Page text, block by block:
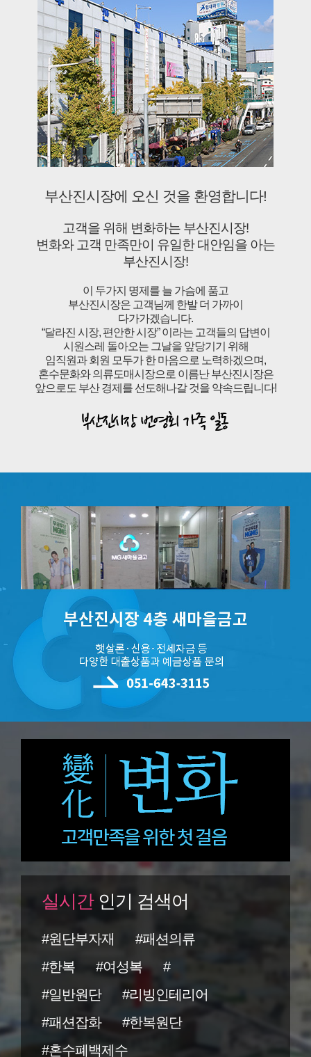
부산진시장에 오신 것을 환영합니다!
고객을 위해 변화하는 부산진시장!
변화와 고객 만족만이 유일한 대안임을 아는
부산진시장!
이 두가지 명제를 늘 가슴에 품고
부산진시장은 고객님께 한발 더 가까이
다가가겠습니다.
“달라진 시장, 편안한 시장” 이라는 고객들의 답변이
시원스레 돌아오는 그날을 앞당기기 위해
임직원과 회원 모두가 한 마음으로 노력하겠으며,
혼수문화와 의류도매시장으로 이름난 부산진시장은
앞으로도 부산 경제를 선도해나갈 것을 약속드립니다!
실시간인기 검색어
#원단부자재
#패션의류
#한복
#여성복
#
#일반원단
#리빙인테리어
#패션잡화
#한복원단
#혼수폐백제수